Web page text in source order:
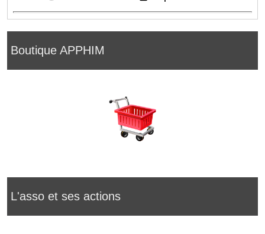
Boutique APPHIM
L'asso et ses actions